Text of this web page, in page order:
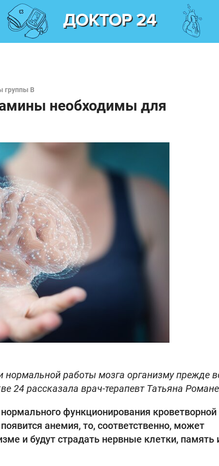
группы В
необходимы для
работы мозга организму прежде
24 рассказала врач-терапевт Татьяна
функционирования кроветворной
анемия, то, соответственно, может
и будут страдать нервные клетки, память